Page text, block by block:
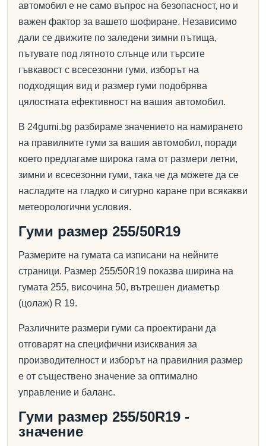
автомобил е не само въпрос на безопасност, но и
важен фактор за вашето шофиране. Независимо
дали се движите по заледени зимни пътища,
пътувате под лятното слънце или търсите
гъвкавост с всесезонни гуми, изборът на
подходящия вид и размер гуми подобрява
цялостната ефективност на вашия автомобил.
В 24gumi.bg разбираме значението на намирането
на правилните гуми за вашия автомобил, поради
което предлагаме широка гама от размери летни,
зимни и всесезонни гуми, така че да можете да се
насладите на гладко и сигурно каране при всякакви
метеорологични условия.
Гуми размер 255/50R19
Размерите на гумата са изписани на нейните
страници. Размер 255/50R19 показва ширина на
гумата 255, височина 50, вътрешен диаметър
(цолаж) R 19.
Различните размери гуми са проектирани да
отговарят на специфични изисквания за
производителност и изборът на правилния размер
е от съществено значение за оптимално
управление и баланс.
Гуми размер 255/50R19 -
значение